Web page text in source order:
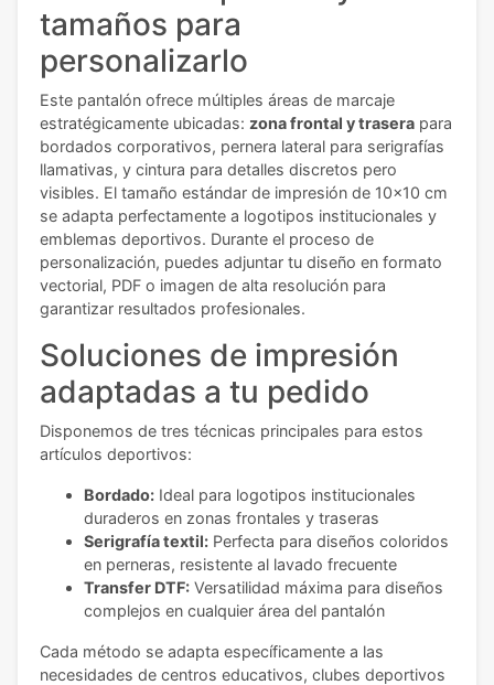
tamaños para
personalizarlo
Este pantalón ofrece múltiples áreas de marcaje
estratégicamente ubicadas: zona frontal y trasera para
bordados corporativos, pernera lateral para serigrafías
llamativas, y cintura para detalles discretos pero
visibles. El tamaño estándar de impresión de 10x10 cm
se adapta perfectamente a logotipos institucionales y
emblemas deportivos. Durante el proceso de
personalización, puedes adjuntar tu diseño en formato
vectorial, PDF o imagen de alta resolución para
garantizar resultados profesionales.
Soluciones de impresión
adaptadas a tu pedido
Disponemos de tres técnicas principales para estos
artículos deportivos:
Bordado: Ideal para logotipos institucionales
duraderos en zonas frontales y traseras
Serigrafía textil: Perfecta para diseños coloridos
en perneras, resistente al lavado frecuente
Transfer DTF: Versatilidad máxima para diseños
complejos en cualquier área del pantalón
Cada método se adapta específicamente a las
necesidades de centros educativos, clubes deportivos